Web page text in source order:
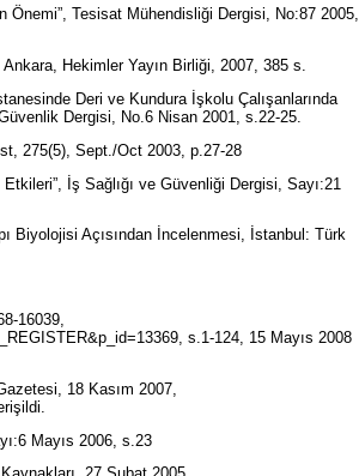
Tesisat Mühendisliği Dergisi, No:87 2005,
Hekimler Yayın Birliği, 2007, 385 s.
Deri ve Kundura İşkolu Çalışanlarında
Dergisi, No.6 Nisan 2001, s.22-25.
275(5), Sept./Oct 2003, p.27-28
İş Sağlığı ve Güvenliği Dergisi, Sayı:21
Biyolojisi Açısından İncelenmesi, İstanbul: Türk
16039,
s.1-124, 15 Mayıs 2008
18 Kasım 2007,
Mayıs 2006, s.23